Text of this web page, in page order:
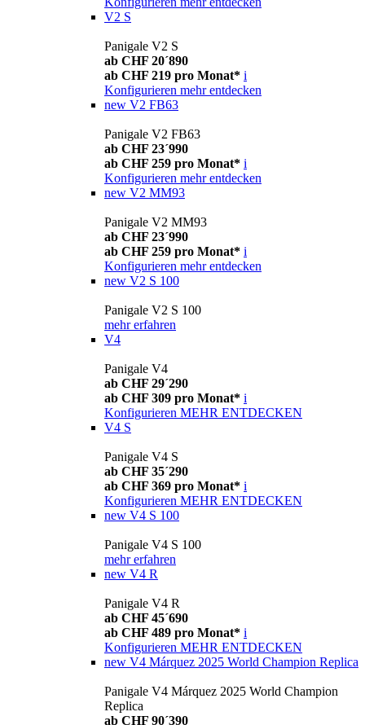
V2 S
Panigale V2 S
ab CHF 20´890
ab CHF 219 pro Monat* i
Konfigurieren mehr entdecken
new V2 FB63
Panigale V2 FB63
ab CHF 23´990
ab CHF 259 pro Monat* i
Konfigurieren mehr entdecken
new V2 MM93
Panigale V2 MM93
ab CHF 23´990
ab CHF 259 pro Monat* i
Konfigurieren mehr entdecken
new V2 S 100
Panigale V2 S 100
mehr erfahren
V4
Panigale V4
ab CHF 29´290
ab CHF 309 pro Monat* i
Konfigurieren MEHR ENTDECKEN
V4 S
Panigale V4 S
ab CHF 35´290
ab CHF 369 pro Monat* i
Konfigurieren MEHR ENTDECKEN
new V4 S 100
Panigale V4 S 100
mehr erfahren
new V4 R
Panigale V4 R
ab CHF 45´690
ab CHF 489 pro Monat* i
Konfigurieren MEHR ENTDECKEN
new V4 Márquez 2025 World Champion Replica
Panigale V4 Márquez 2025 World Champion
Replica
ab CHF 90´390